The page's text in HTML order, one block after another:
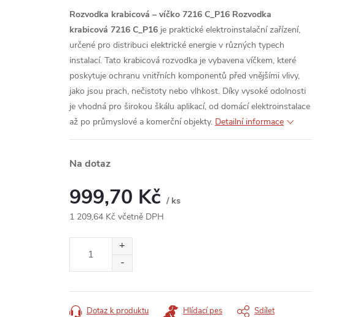
Rozvodka krabicová – víčko 7216 C_P16 Rozvodka
krabicová 7216 C_P16 je praktické elektroinstalační zařízení,
určené pro distribuci elektrické energie v různých typech
instalací. Tato krabicová rozvodka je vybavena víčkem, které
poskytuje ochranu vnitřních komponentů před vnějšími vlivy,
jako jsou prach, nečistoty nebo vlhkost. Díky vysoké odolnosti
je vhodná pro širokou škálu aplikací, od domácí elektroinstalace
až po průmyslové a komerční objekty. Detailní informace
Na dotaz
999,70 Kč / ks
1 209,64 Kč včetně DPH
Dotaz k produktu Hlídací pes Sdílet